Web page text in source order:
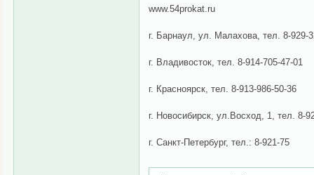
www.54prokat.ru
г. Барнаул, ул. Малахова, тел. 8-929-
г. Владивосток, тел. 8-914-705-47-01
г. Красноярск, тел. 8-913-986-50-36
г. Новосибирск, ул.Восход, 1, тел. 8-
г. Санкт-Петербург, тел.: 8-921-75